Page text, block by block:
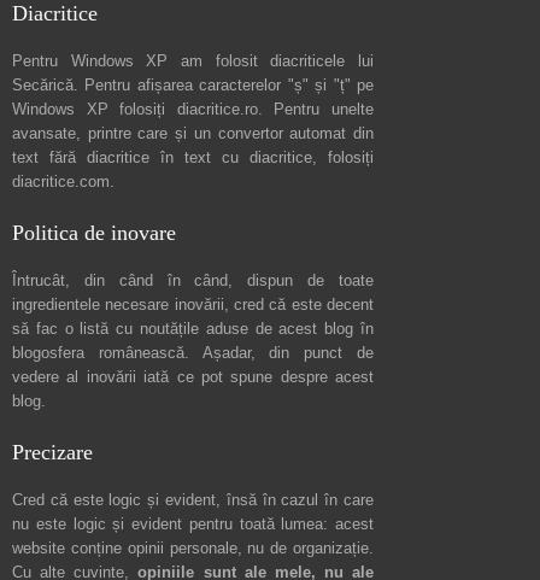
Diacritice
Pentru Windows XP am folosit diacriticele lui
Secărică. Pentru afișarea caracterelor "ș" și "ț" pe
Windows XP folosiți diacritice.ro. Pentru unelte
avansate, printre care și un convertor automat din
text fără diacritice în text cu diacritice, folosiți
diacritice.com.
Politica de inovare
Întrucât, din când în când, dispun de toate
ingredientele necesare inovării, cred că este decent
să fac o listă cu noutățile aduse de acest blog în
blogosfera românească. Așadar, din punct de
vedere al inovării iată ce pot spune despre acest
blog.
Precizare
Cred că este logic și evident, însă în cazul în care
nu este logic și evident pentru toată lumea: acest
website conține opinii personale, nu de organizație.
Cu alte cuvinte,opiniile sunt ale mele, nu ale